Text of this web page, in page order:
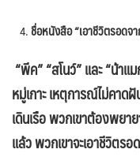
ชื่อหนังสือ “เอาชีวิตรอดจ
“พีค” “สโนว์” และ “น้า
หมู่เกาะ เหตุการณ์ไม่คาด
เดินเรือ พวกเขาต้องพยา
แล้ว พวกเขาจะเอาชีวิตร